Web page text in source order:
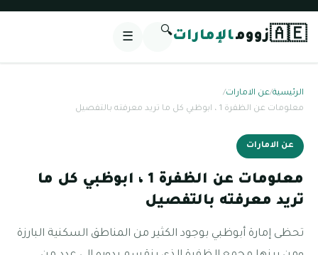
🇦🇪زوومالإمارات🔍
☰
الرئيسية/عن الامارات/
معلومات عن الظفرة 1 ، ابوظبي كل ما تريد معرفته بالتفصيل
عن الامارات
معلومات عن الظفرة 1 ، ابوظبي كل ما
تريد معرفته بالتفصيل
تحظى إمارة أبوظبي بوجود الكثير من المناطق السكنية البارزة